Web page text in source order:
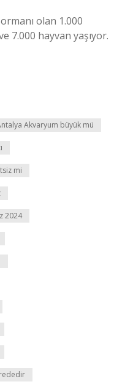
olan 1.000
7.000 hayvan yaşıyor.
Akvaryum büyük mü
mi
2024